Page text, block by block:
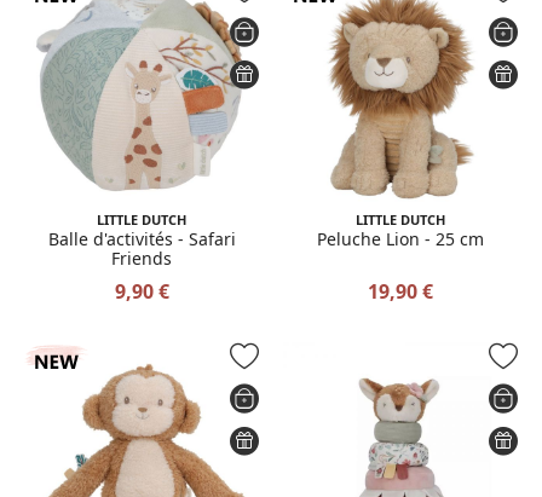
LITTLE DUTCH
Balle d'activités - Safari
Friends
9,90 €
LITTLE DUTCH
Peluche Lion - 25 cm
19,90 €